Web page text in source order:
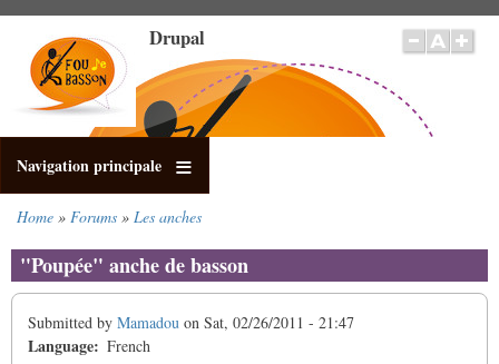
main
content
Drupal
Navigation principale
Home Forums Les anches
"Poupée" anche de basson
Submitted by Mamadou on Sat, 02/26/2011 - 21:47
Language
French